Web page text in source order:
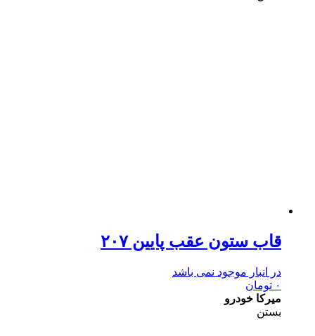
قاب ستون عقب پایین ۲۰۷
در انبار موجود نمی باشد
۰ تومان
میرکا خودرو
بستن